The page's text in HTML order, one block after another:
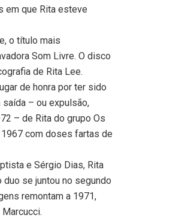
em que Rita esteve
o título mais
Som Livre. O disco
de Rita Lee.
de honra por ter sido
– ou expulsão,
– de Rita do grupo Os
com doses fartas de
e Sérgio Dias, Rita
se juntou no segundo
remontam a 1971,